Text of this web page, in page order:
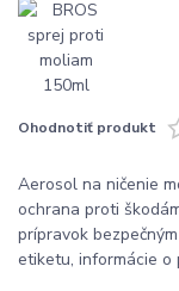
Ohodnotiť produkt
Aerosol na ničenie
ochrana proti
prípravok
etiketu, informácie o